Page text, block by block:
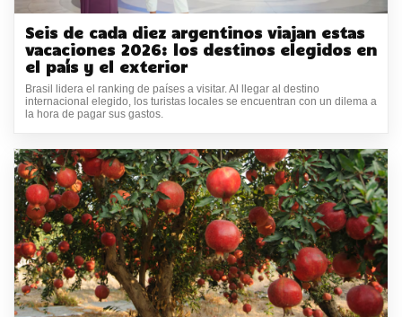
Seis de cada diez argentinos viajan estas
vacaciones 2026: los destinos elegidos en
el país y el exterior
Brasil lidera el ranking de países a visitar. Al llegar al destino
internacional elegido, los turistas locales se encuentran con un dilema a
la hora de pagar sus gastos.